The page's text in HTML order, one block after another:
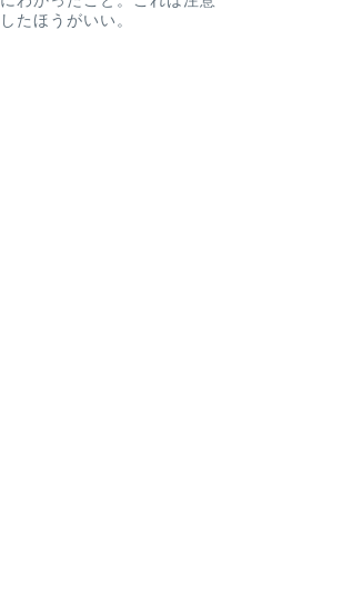
したほうがいい。